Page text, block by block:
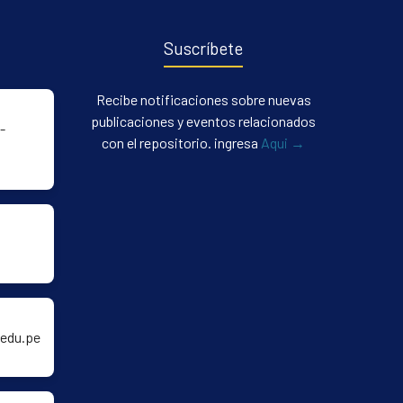
Suscríbete
Recibe notificaciones sobre nuevas
publicaciones y eventos relacionados
con el repositorio. ingresa Aqui →